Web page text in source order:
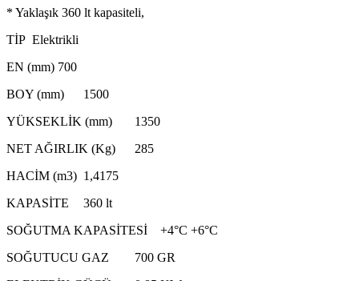
* Yaklaşık 360 lt kapasiteli,
TİP Elektrikli
EN (mm) 700
BOY (mm)
1500
YÜKSEKLİK (mm)
1350
NET AĞIRLIK (Kg)
285
HACİM (m3) 1,4175
KAPASİTE
360 lt
SOĞUTMA KAPASİTESİ
+4°C +6°C
SOĞUTUCU GAZ
700 GR